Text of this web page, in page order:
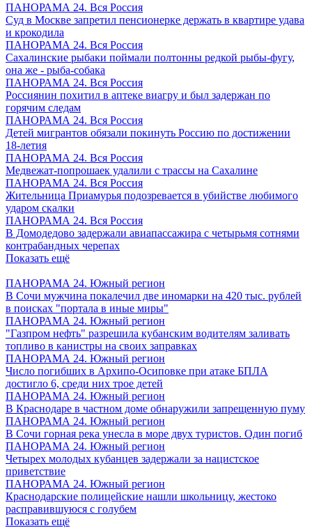
ПАНОРАМА 24. Вся Россия
Суд в Москве запретил пенсионерке держать в квартире удава
и крокодила
ПАНОРАМА 24. Вся Россия
Сахалинские рыбаки поймали полтонны редкой рыбы-фугу,
она же - рыба-собака
ПАНОРАМА 24. Вся Россия
Россиянин похитил в аптеке виагру и был задержан по
горячим следам
ПАНОРАМА 24. Вся Россия
Детей мигрантов обязали покинуть Россию по достижении
18-летия
ПАНОРАМА 24. Вся Россия
Медвежат-попрошаек удалили с трассы на Сахалине
ПАНОРАМА 24. Вся Россия
Жительница Приамурья подозревается в убийстве любимого
ударом скалки
ПАНОРАМА 24. Вся Россия
В Домодедово задержали авиапассажира с четырьмя сотнями
контрабандных черепах
Показать ещё
ПАНОРАМА 24. Южный регион
В Сочи мужчина покалечил две иномарки на 420 тыс. рублей
в поисках "портала в иные миры"
ПАНОРАМА 24. Южный регион
"Газпром нефть" разрешила кубанским водителям заливать
топливо в канистры на своих заправках
ПАНОРАМА 24. Южный регион
Число погибших в Архипо-Осиповке при атаке БПЛА
достигло 6, среди них трое детей
ПАНОРАМА 24. Южный регион
В Краснодаре в частном доме обнаружили запрещенную пуму
ПАНОРАМА 24. Южный регион
В Сочи горная река унесла в море двух туристов. Один погиб
ПАНОРАМА 24. Южный регион
Четырех молодых кубанцев задержали за нацистское
приветствие
ПАНОРАМА 24. Южный регион
Краснодарские полицейские нашли школьницу, жестоко
расправившуюся с голубем
Показать ещё